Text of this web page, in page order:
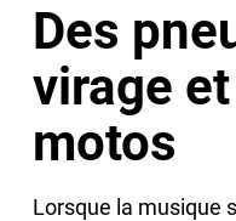
Des
virage
motos
Lorsque la musique